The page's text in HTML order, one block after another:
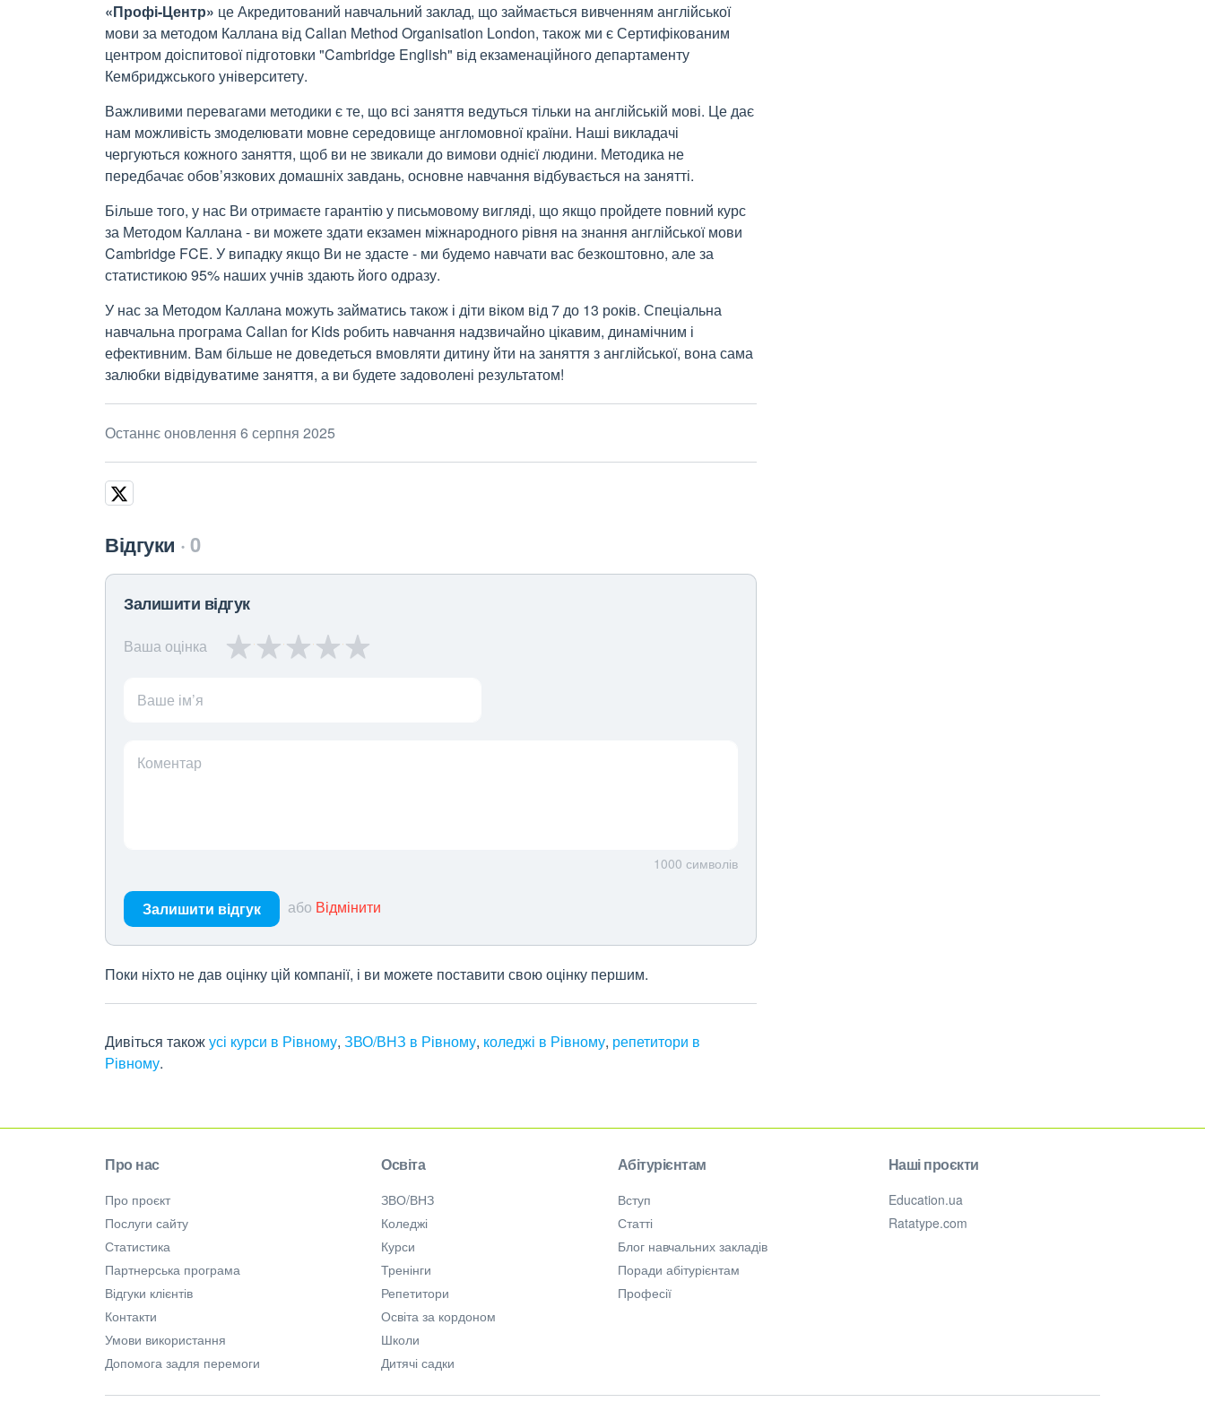
«Профі-Центр» це Акредитований навчальний заклад, що займається вивченням англійської
мови за методом Каллана від Callan Method Organisation London, також ми є Сертифікованим
центром доіспитової підготовки "Cambridge English" від екзаменаційного департаменту
Кембриджського університету.
Важливими перевагами методики є те, що всі заняття ведуться тільки на англійській мові. Це дає
нам можливість змоделювати мовне середовище англомовної країни. Наші викладачі
чергуються кожного заняття, щоб ви не звикали до вимови однієї людини. Методика не
передбачає обов’язкових домашніх завдань, основне навчання відбувається на занятті.
Більше того, у нас Ви отримаєте гарантію у письмовому вигляді, що якщо пройдете повний курс
за Методом Каллана - ви можете здати екзамен міжнародного рівня на знання англійської мови
Cambridge FCE. У випадку якщо Ви не здасте - ми будемо навчати вас безкоштовно, але за
статистикою 95% наших учнів здають його одразу.
У нас за Методом Каллана можуть займатись також і діти віком від 7 до 13 років. Спеціальна
навчальна програма Callan for Kids робить навчання надзвичайно цікавим, динамічним і
ефективним. Вам більше не доведеться вмовляти дитину йти на заняття з англійської, вона сама
залюбки відвідуватиме заняття, а ви будете задоволені результатом!
Останнє оновлення 6 серпня 2025
Відгуки 0
Залишити відгук
Ваша оцінка
Ваше ім’я
Коментар
1000 символів
Залишити відгук або Відмінити
Поки ніхто не дав оцінку цій компанії, і ви можете поставити свою оцінку першим.
Дивіться такожусі курси в Рівному, ЗВО/ВНЗ в Рівному, коледжі в Рівному, репетитори в
Рівному.
Про нас
Про проєкт
Послуги сайту
Статистика
Партнерська програма
Відгуки клієнтів
Контакти
Умови використання
Допомога задля перемоги
Освіта
ЗВО/ВНЗ
Коледжі
Курси
Тренінги
Репетитори
Освіта за кордоном
Школи
Дитячі садки
Абітурієнтам
Вступ
Статті
Блог навчальних закладів
Поради абітурієнтам
Професії
Наші проєкти
Education.ua
Ratatype.com